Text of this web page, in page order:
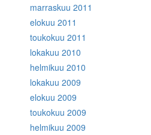
marraskuu 2011
elokuu 2011
toukokuu 2011
lokakuu 2010
helmikuu 2010
lokakuu 2009
elokuu 2009
toukokuu 2009
helmikuu 2009